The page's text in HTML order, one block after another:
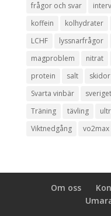
frågor och svar
koffein
kolhydrater
LCHF
lyssnarfrågor
magproblem
nitrat
protein
salt skidor
Svarta vinbär
Träning
tävling
Viktnedgång
vo2max
Om oss